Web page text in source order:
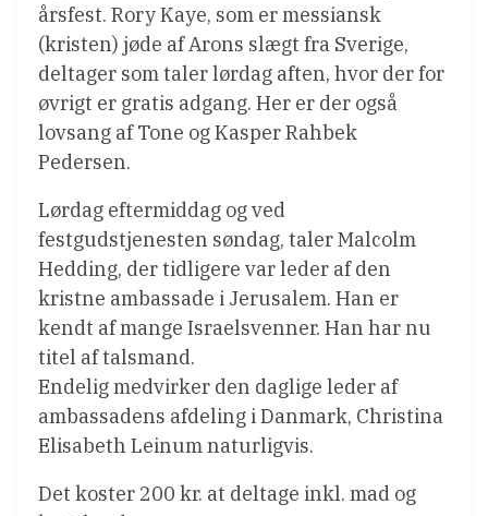
årsfest. Rory Kaye, som er messiansk
(kristen) jøde af Arons slægt fra Sverige,
deltager som taler lørdag aften, hvor der for
øvrigt er gratis adgang. Her er der også
lovsang af Tone og Kasper Rahbek
Pedersen.
Lørdag eftermiddag og ved
festgudstjenesten søndag, taler Malcolm
Hedding, der tidligere var leder af den
kristne ambassade i Jerusalem. Han er
kendt af mange Israelsvenner. Han har nu
titel af talsmand.
Endelig medvirker den daglige leder af
ambassadens afdeling i Danmark, Christina
Elisabeth Leinum naturligvis.
Det koster 200 kr. at deltage inkl. mad og